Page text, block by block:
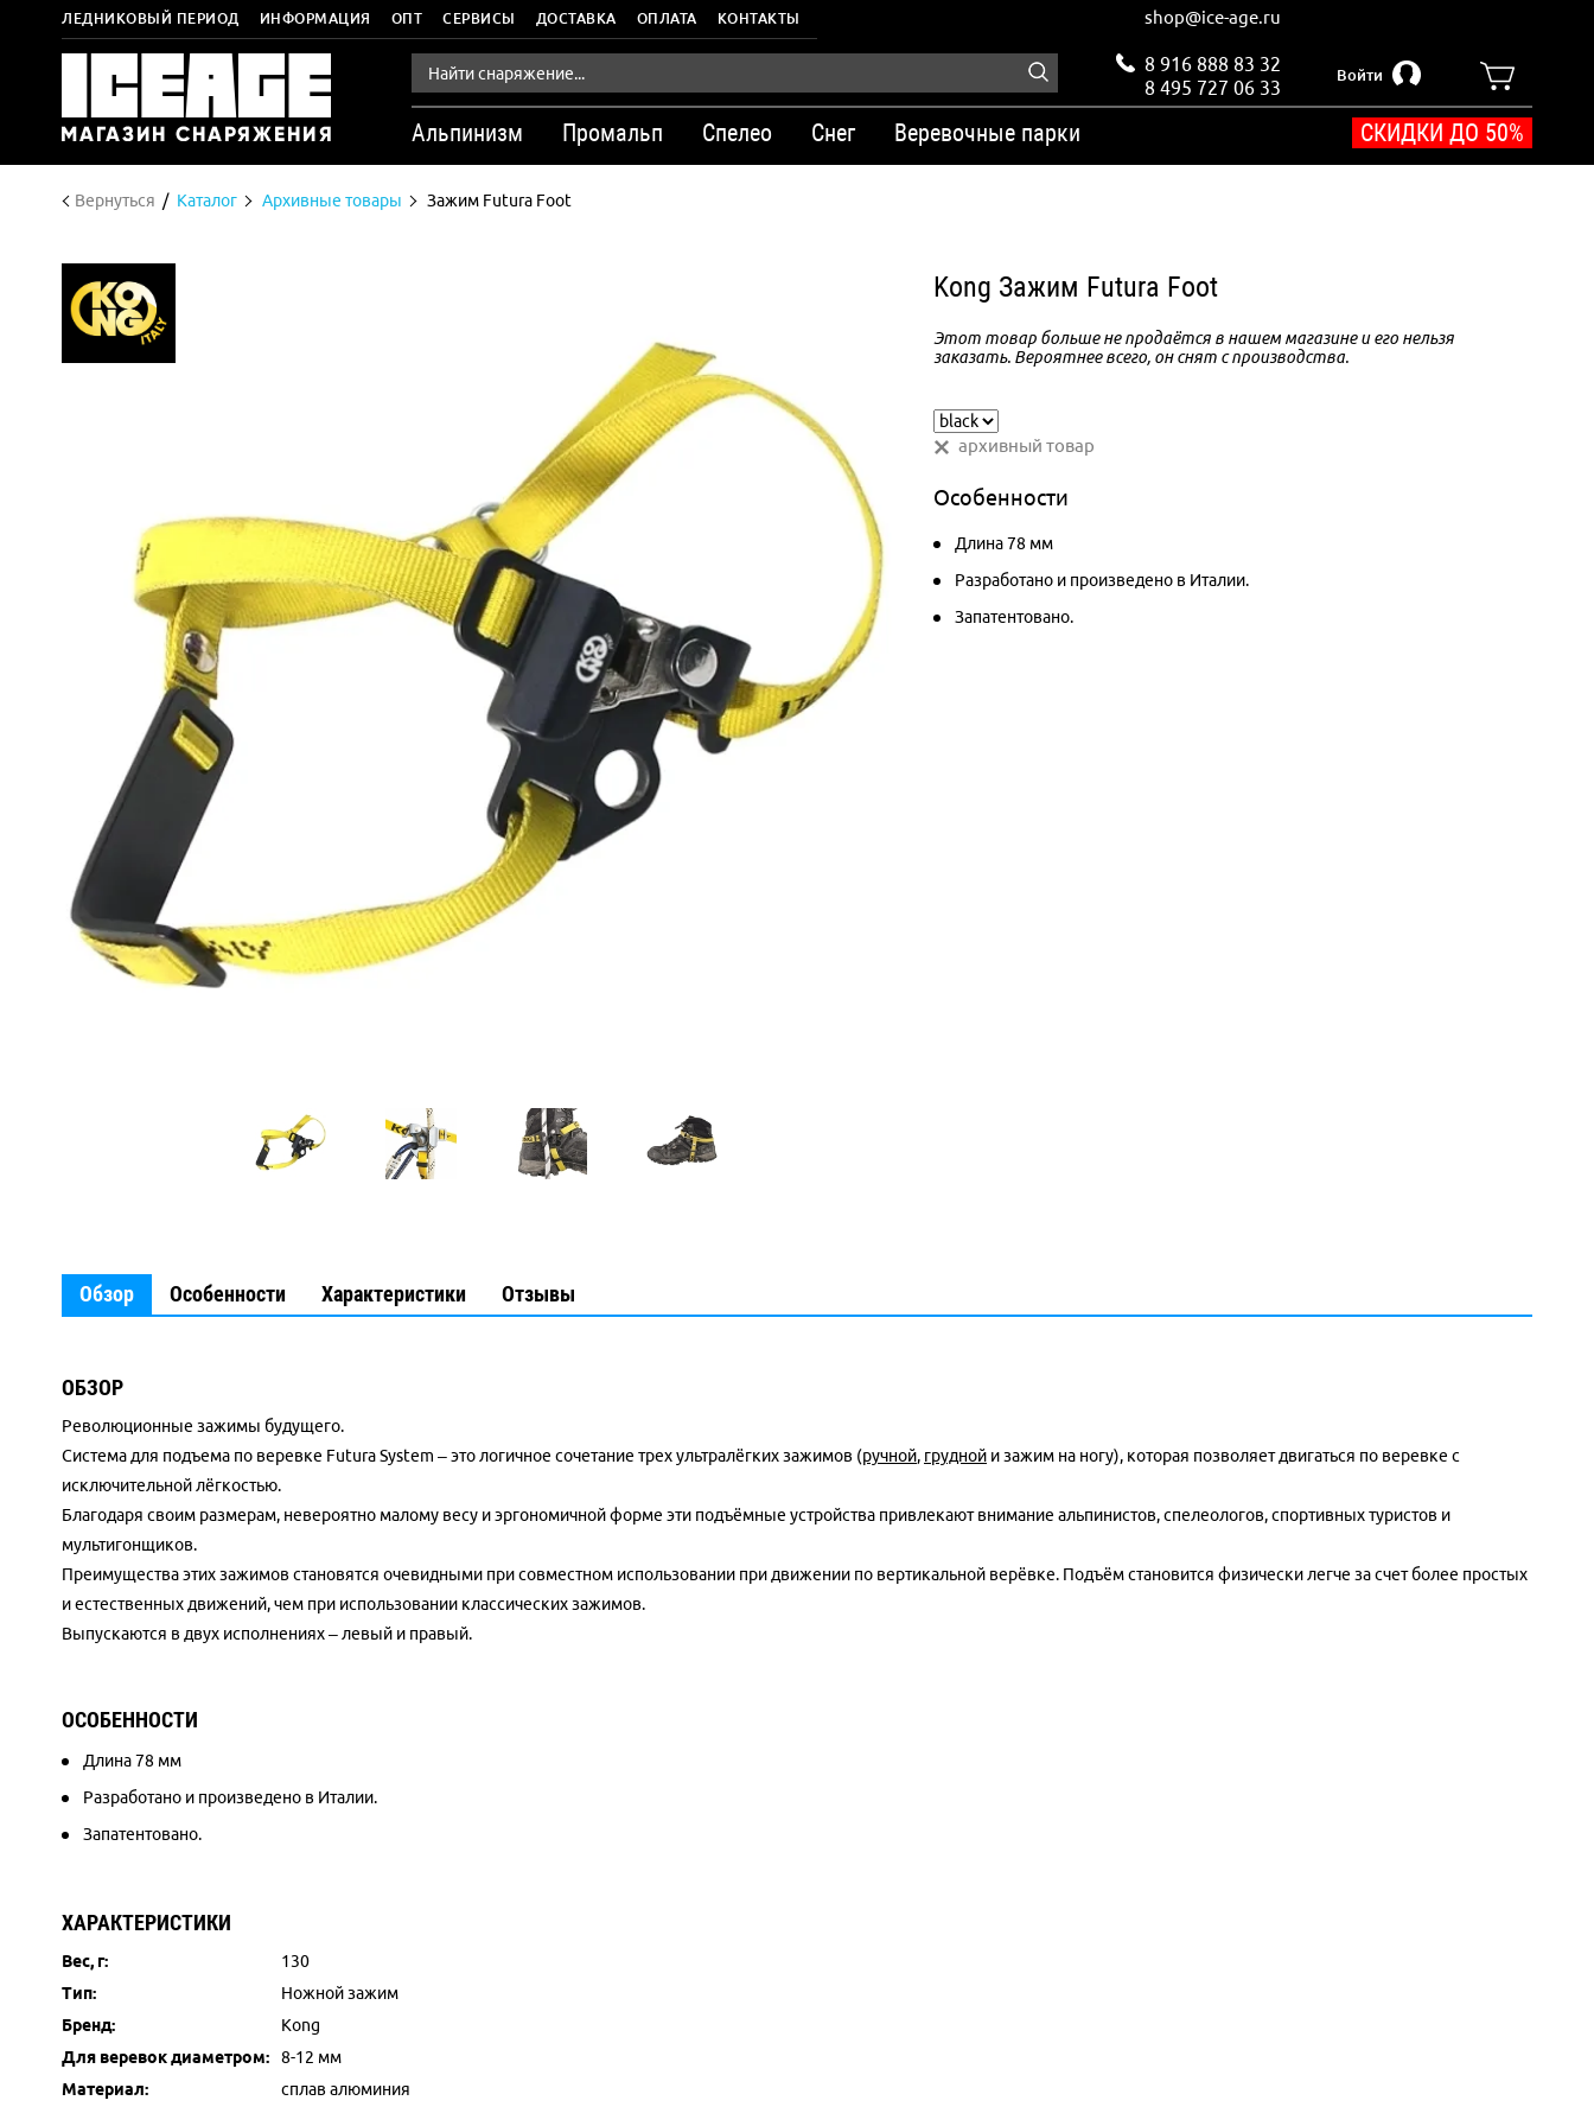
ЛЕДНИКОВЫЙ ПЕРИОД ИНФОРМАЦИЯ ОПТ СЕРВИСЫ ДОСТАВКА ОПЛАТА КОНТАКТЫ shop@ice-age.ru
8 916 888 83 32
8 495 727 06 33
Войти
Альпинизм Промальп Спелео Снег Веревочные парки СКИДКИ ДО 50%
Вернуться Каталог Архивные товары Зажим Futura Foot
Kong Зажим Futura Foot
Этот товар больше не продаётся в нашем магазине и его нельзя
заказать. Вероятнее всего, он снят с производства.
архивный товар
Особенности
Длина 78 мм
Разработано и произведено в Италии.
Запатентовано.
Обзор Особенности Характеристики Отзывы
ОБЗОР
Революционные зажимы будущего.
Система для подъема по веревке Futura System – это логичное сочетание трех ультралёгких зажимов (ручной, грудной и зажим на ногу), которая позволяет двигаться по веревке с
исключительной лёгкостью.
Благодаря своим размерам, невероятно малому весу и эргономичной форме эти подъёмные устройства привлекают внимание альпинистов, спелеологов, спортивных туристов и
мультигонщиков.
Преимущества этих зажимов становятся очевидными при совместном использовании при движении по вертикальной верёвке. Подъём становится физически легче за счет более простых
и естественных движений, чем при использовании классических зажимов.
Выпускаются в двух исполнениях – левый и правый.
ОСОБЕННОСТИ
Длина 78 мм
Разработано и произведено в Италии.
Запатентовано.
ХАРАКТЕРИСТИКИ
Вес, г:
130
Тип:
Ножной зажим
Бренд:
Kong
Для веревок диаметром:
8-12 мм
Материал:
сплав алюминия